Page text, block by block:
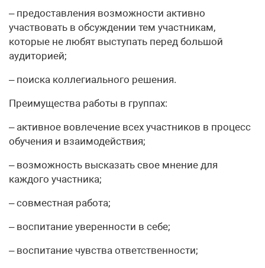
– предоставления возможности активно
участвовать в обсуждении тем участникам,
которые не любят выступать перед большой
аудиторией;
– поиска коллегиального решения.
Преимущества работы в группах:
– активное вовлечение всех участников в процесс
обучения и взаимодействия;
– возможность высказать свое мнение для
каждого участника;
– совместная работа;
– воспитание уверенности в себе;
– воспитание чувства ответственности;